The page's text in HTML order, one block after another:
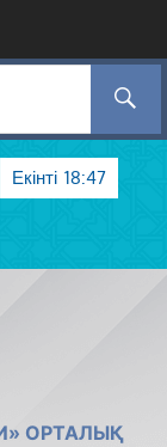
Екінті 18:47
ОРТАЛЫҚ